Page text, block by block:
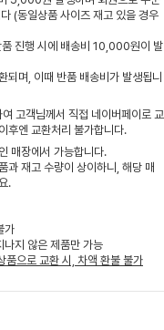
(동일상품 사이즈 재고 있을 경우
진행 시에 배송비 10,000원이 발
되며, 이때 반품 배송비가 발생됩니
고객님께서 직접 네이버페이로 교
후엔 교환처리 불가합니다.
매장에서 가능합니다.
과 재고 수량이 상이하니, 해당 매
.
가
지 않은 제품만 가능
품으로 교환 시, 차액 환불 불가